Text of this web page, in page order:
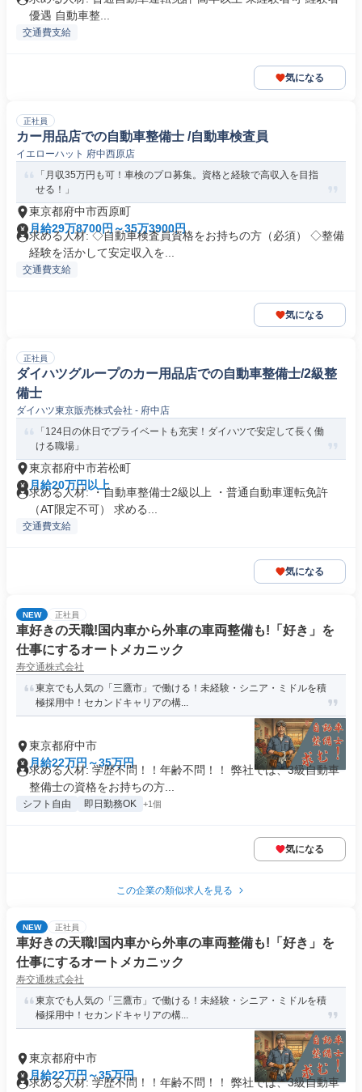
優遇 自動車整...
交通費支給
気になる
正社員
カー用品店での自動車整備士 /自動車検査員
イエローハット 府中西原店
「月収35万円も可！車検のプロ募集。資格と経験で高収入を目指
せる！」
東京都府中市西原町
月給29万8700円～35万3900円
求める人材: ◇自動車検査員資格をお持ちの方（必須） ◇整備
経験を活かして安定収入を...
交通費支給
気になる
正社員
ダイハツグループのカー用品店での自動車整備士/2級整
備士
ダイハツ東京販売株式会社 - 府中店
「124日の休日でプライベートも充実！ダイハツで安定して長く働
ける職場」
東京都府中市若松町
月給20万円以上
求める人材: ・自動車整備士2級以上 ・普通自動車運転免許
（AT限定不可） 求める...
交通費支給
気になる
NEW 正社員
車好きの天職!国内車から外車の車両整備も!「好き」を
仕事にするオートメカニック
寿交通株式会社
東京でも人気の「三鷹市」で働ける！未経験・シニア・ミドルを積
極採用中！セカンドキャリアの構...
東京都府中市
月給22万円～35万円
求める人材: 学歴不問！！年齢不問！！ 弊社では、3級自動車
整備士の資格をお持ちの方...
シフト自由 即日勤務OK +1個
気になる
この企業の類似求人を見る
NEW 正社員
車好きの天職!国内車から外車の車両整備も!「好き」を
仕事にするオートメカニック
寿交通株式会社
東京でも人気の「三鷹市」で働ける！未経験・シニア・ミドルを積
極採用中！セカンドキャリアの構...
東京都府中市
月給22万円～35万円
求める人材: 学歴不問！！年齢不問！！ 弊社では、3級自動車